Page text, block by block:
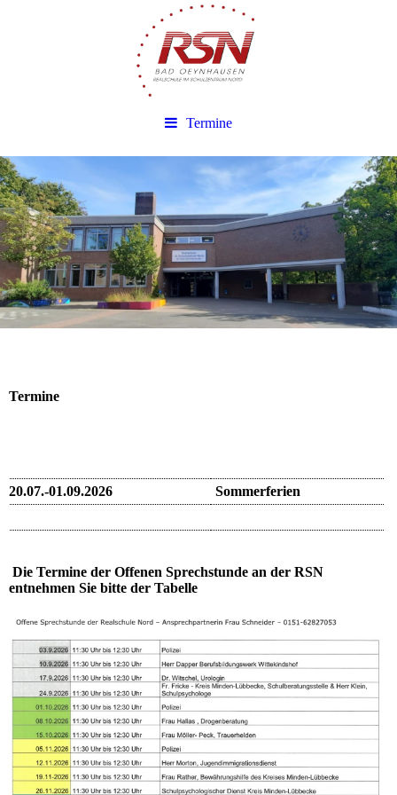
Termine
Termine
20.07.-01.09.2026 Sommerferien
Die Termine der Offenen Sprechstunde an der RSN
entnehmen Sie bitte der Tabelle